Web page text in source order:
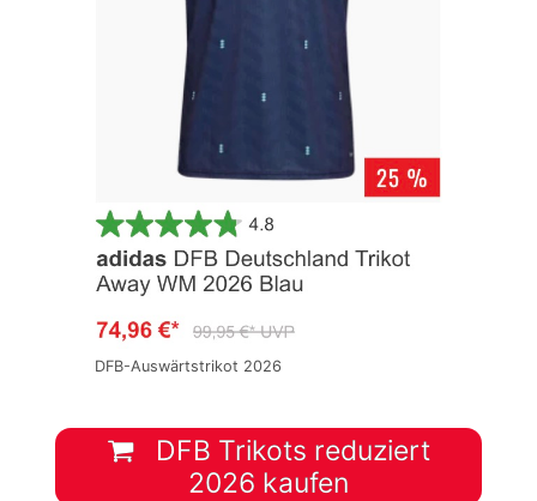
DFB-Auswärtstrikot 2026
DFB Trikots reduziert
2026 kaufen